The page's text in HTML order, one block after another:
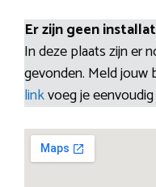
Er zijn geen
In deze plaats zijn er
gevonden. Meld jouw
linkvoeg je